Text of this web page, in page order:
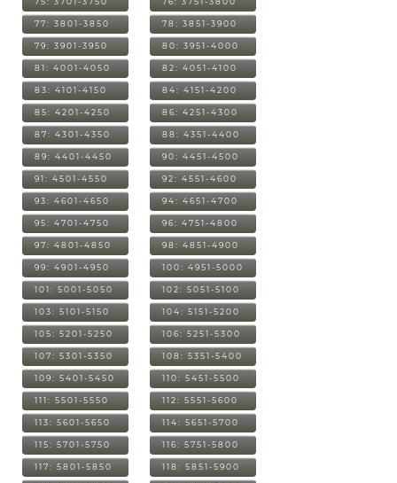
77: 3801-3850 78: 3851-3900
79: 3901-3950 80: 3951-4000
81: 4001-4050 82: 4051-4100
83: 4101-4150 84: 4151-4200
85: 4201-4250 86: 4251-4300
87: 4301-4350 88: 4351-4400
89: 4401-4450 90: 4451-4500
91: 4501-4550 92: 4551-4600
93: 4601-4650 94: 4651-4700
95: 4701-4750 96: 4751-4800
97: 4801-4850 98: 4851-4900
99: 4901-4950 100: 4951-5000
101: 5001-5050 102: 5051-5100
103: 5101-5150 104: 5151-5200
105: 5201-5250 106: 5251-5300
107: 5301-5350 108: 5351-5400
109: 5401-5450 110: 5451-5500
111: 5501-5550 112: 5551-5600
113: 5601-5650 114: 5651-5700
115: 5701-5750 116: 5751-5800
117: 5801-5850 118: 5851-5900